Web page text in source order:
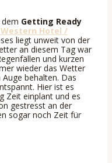
Getting Ready
Hotel /
liegt unweit von der
an diesem Tag war
und kurzen
wieder das Wetter
behalten. Das
Hier ist es
Zeit einplant und es
gestresst an der
sogar noch Zeit für